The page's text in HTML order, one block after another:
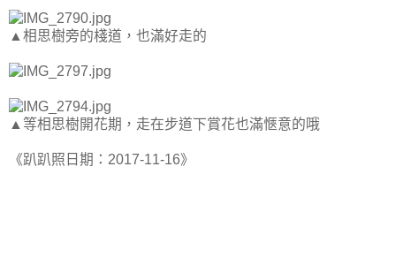
▲相思樹旁的棧道，也滿好走的
▲等相思樹開花期，走在步道下賞花也滿愜意的哦
《趴趴照日期：2017-11-16》